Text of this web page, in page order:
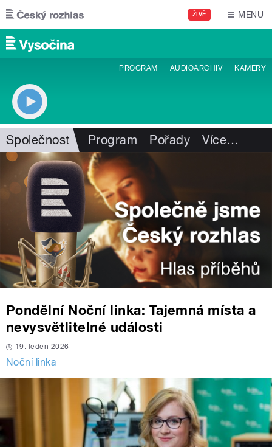
Přejít k hlavnímu obsahu
ŽIVĚ MENU
PROGRAM AUDIOARCHIV KAMERY
Společnost Program Pořady Více…
Pondělní Noční linka: Tajemná místa a
nevysvětlitelné události
19. leden 2026
Noční linka